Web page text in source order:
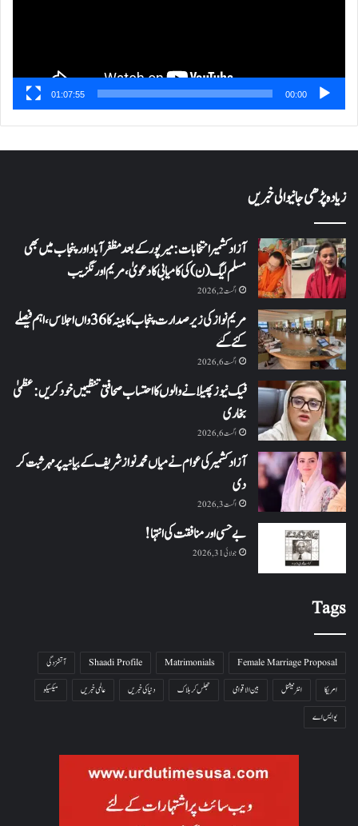
00:00
01:07:55
زیادہ پڑھی جانیوالی خبریں
آزاد کشمیر انتخابات: میرپور کے بعد مظفرآباد اور پنجاب میں بھی
مسلم لیگ (ن) کی کامیابی کا دعویٰ، مریم اورنگزیب
اگست 2, 2026
مریم نواز کی زیر صدارت پنجاب کابینہ کا 36واں اجلاس،اہم فیصلے
کئے گئے
اگست 6, 2026
فیک نیوز پھیلانے والوں کا احتساب صحافتی تنظیمیں خود کریں: عظمیٰ
بخاری
اگست 6, 2026
آزاد کشمیر کی عوام نے میاں محمد نواز شریف کے بیانیہ پر مہر ثبت کر
دی
اگست 3, 2026
بے حسی اور منافقت کی انتہا !
جولائی 31, 2026
Tags
Female Marriage Proposal
Matrimonials
Shaadi Profile
آتشزدگی
امریکا
انٹرنیشنل بین الاقوامی جھلس کر ہلاک دنیا کی خبریں عالمی خبریں
میکسیکو
یو ایس اے